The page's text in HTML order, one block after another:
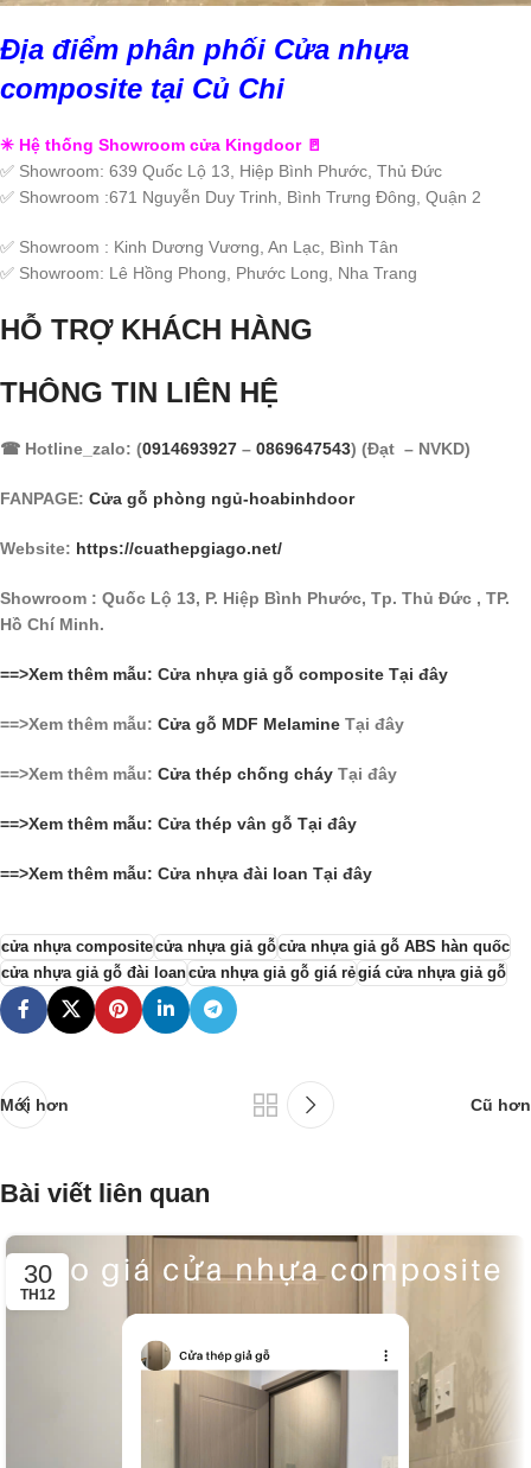
Địa điểm phân phối Cửa nhựa
composite tại Củ Chi
✳ Hệ thống Showroom cửa Kingdoor 🚪
✅ Showroom: 639 Quốc Lộ 13, Hiệp Bình Phước, Thủ Đức
✅ Showroom :671 Nguyễn Duy Trinh, Bình Trưng Đông, Quận 2
✅ Showroom : Kinh Dương Vương, An Lạc, Bình Tân
✅ Showroom: Lê Hồng Phong, Phước Long, Nha Trang
HỖ TRỢ KHÁCH HÀNG
THÔNG TIN LIÊN HỆ
☎ Hotline_zalo: (0914693927 – 0869647543) (Đạt – NVKD)
FANPAGE: Cửa gỗ phòng ngủ-hoabinhdoor
Website: https://cuathepgiago.net/
Showroom : Quốc Lộ 13, P. Hiệp Bình Phước, Tp. Thủ Đức , TP.
Hồ Chí Minh.
==>Xem thêm mẫu: Cửa nhựa giả gỗ composite Tại đây
==>Xem thêm mẫu: Cửa gỗ MDF Melamine Tại đây
==>Xem thêm mẫu: Cửa thép chống cháy Tại đây
==>Xem thêm mẫu: Cửa thép vân gỗ Tại đây
==>Xem thêm mẫu: Cửa nhựa đài loan Tại đây
cửa nhựa compositecửa nhựa giả gỗcửa nhựa giả gỗ ABS hàn quốc
cửa nhựa giả gỗ đài loancửa nhựa giả gỗ giá rẻgiá cửa nhựa giả gỗ
Mới hơn Cũ hơn
Bài viết liên quan
30
TH12